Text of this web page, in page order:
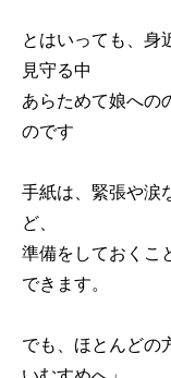
とはいっても、身
見守る中
あらためて娘への
のです
手紙は、緊張や涙
ど、
準備をしておくこ
できます。
でも、ほとんどの